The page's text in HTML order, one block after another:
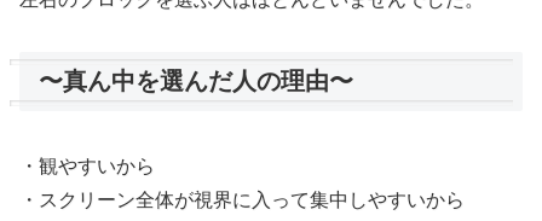
〜真ん中を選んだ人の理由〜
・観やすいから
・スクリーン全体が視界に入って集中しやすいから